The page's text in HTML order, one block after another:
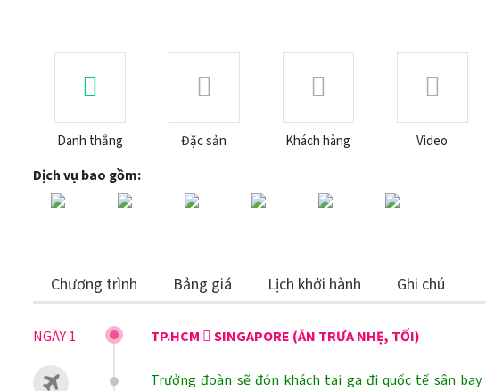
Danh thắng Đặc sản Khách hàng Video
Dịch vụ bao gồm:
Chương trình Bảng giá Lịch khởi hành Ghi chú
NGÀY 1 TP.HCM  SINGAPORE (ĂN TRƯA NHẸ, TỐI)
Trưởng đoàn sẽ đón khách tại ga đi quốc tế sân bay